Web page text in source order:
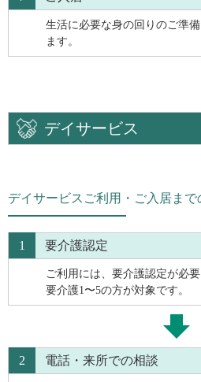
生活に必要な身の回りのご準
ます。
デイサービス
デイサービスご利用・ご入居まで
1 要介護認定
ご利用には、要介護認定が必
要介護1〜5の方が対象です。
2 電話・来所での相談